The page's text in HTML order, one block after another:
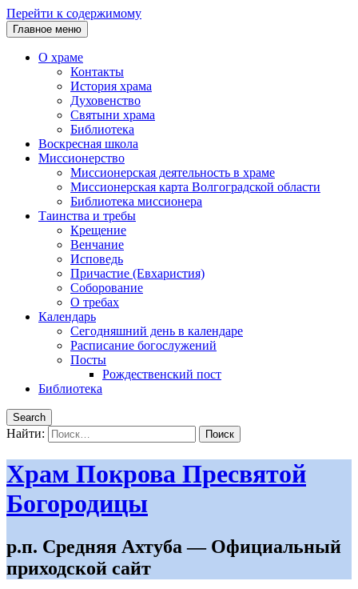
Перейти к содержимому
Главное меню
О храме
Контакты
История храма
Духовенство
Святыни храма
Библиотека
Воскресная школа
Миссионерство
Миссионерская деятельность в храме
Миссионерская карта Волгоградской области
Библиотека миссионера
Таинства и требы
Крещение
Венчание
Исповедь
Причастие (Евхаристия)
Соборование
О требах
Календарь
Сегодняшний день в календаре
Расписание богослужений
Посты
Рождественский пост
Библиотека
Search
Найти:
Храм Покрова Пресвятой
Богородицы
р.п. Средняя Ахтуба — Официальный
приходской сайт